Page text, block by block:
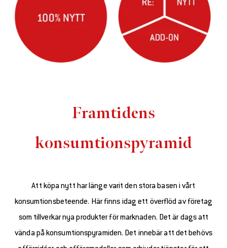
Framtidens
konsumtionspyramid
Att köpa nytt har länge varit den stora basen i vårt
konsumtionsbeteende. Här finns idag ett överflöd av företag
som tillverkar nya produkter för marknaden. Det är dags att
vända på konsumtionspyramiden. Det innebär att det behövs